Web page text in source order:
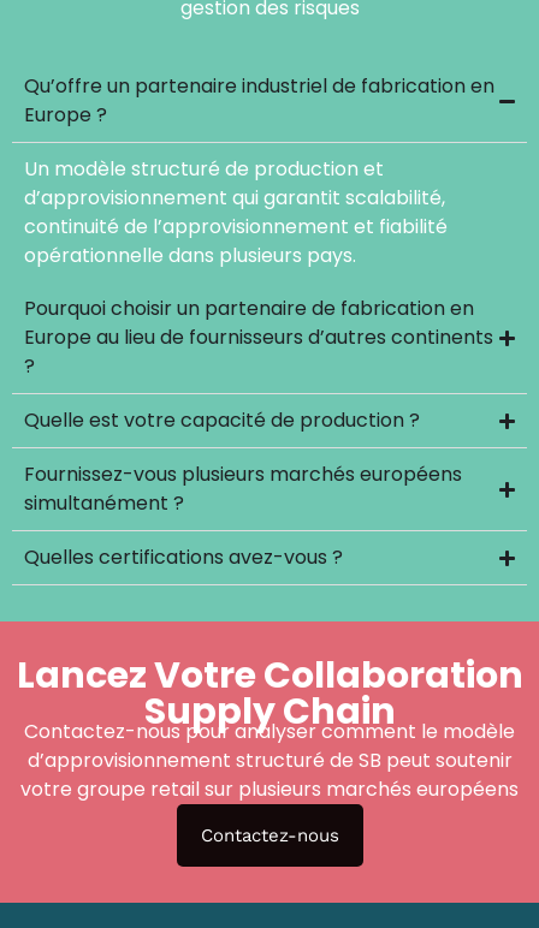
gestion des risques
Qu’offre un partenaire industriel de fabrication en
Europe ?
Un modèle structuré de production et
d’approvisionnement qui garantit scalabilité,
continuité de l’approvisionnement et fiabilité
opérationnelle dans plusieurs pays.
Pourquoi choisir un partenaire de fabrication en
Europe au lieu de fournisseurs d’autres continents
?
Quelle est votre capacité de production ?
Fournissez-vous plusieurs marchés européens
simultanément ?
Quelles certifications avez-vous ?
Lancez Votre Collaboration
Supply Chain
Contactez-nous pour analyser comment le modèle
d’approvisionnement structuré de SB peut soutenir
votre groupe retail sur plusieurs marchés européens
Contactez-nous